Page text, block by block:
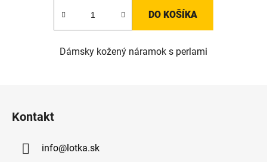
DO KOŠÍKA
Dámsky kožený náramok s perlami
Kontakt
info@lotka.sk